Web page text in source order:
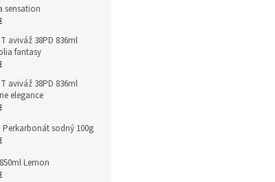
sensation
aviváž 38PD 836ml
fantasy
aviváž 38PD 836ml
elegance
sodný 100g
Lemon